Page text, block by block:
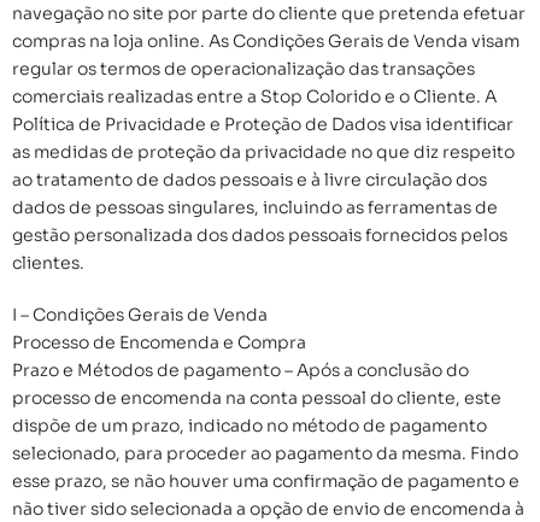
navegação no site por parte do cliente que pretenda efetuar
compras na loja online. As Condições Gerais de Venda visam
regular os termos de operacionalização das transações
comerciais realizadas entre a Stop Colorido e o Cliente. A
Política de Privacidade e Proteção de Dados visa identificar
as medidas de proteção da privacidade no que diz respeito
ao tratamento de dados pessoais e à livre circulação dos
dados de pessoas singulares, incluindo as ferramentas de
gestão personalizada dos dados pessoais fornecidos pelos
clientes.
I – Condições Gerais de Venda
Processo de Encomenda e Compra
Prazo e Métodos de pagamento – Após a conclusão do
processo de encomenda na conta pessoal do cliente, este
dispõe de um prazo, indicado no método de pagamento
selecionado, para proceder ao pagamento da mesma. Findo
esse prazo, se não houver uma confirmação de pagamento e
não tiver sido selecionada a opção de envio de encomenda à